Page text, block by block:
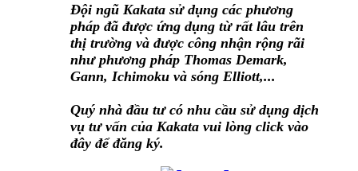
Đội ngũ Kakata sử dụng các phương
pháp đã được ứng dụng từ rất lâu trên
thị trường và được công nhận rộng rãi
như phương pháp Thomas Demark,
Gann, Ichimoku và sóng Elliott,...
Quý nhà đầu tư có nhu cầu sử dụng dịch
vụ tư vấn của Kakata vui lòng click vào
đây để đăng ký.